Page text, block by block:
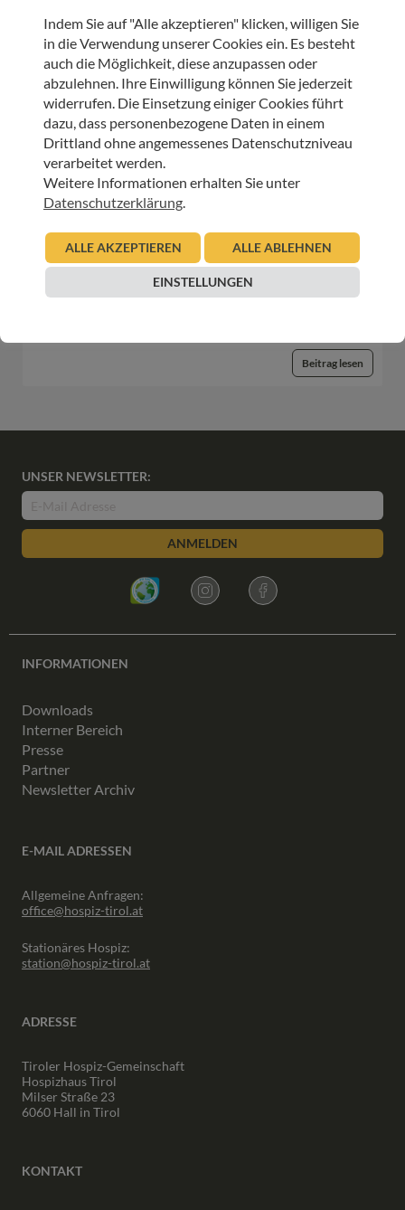
HOSPIZ TIROL
Wir sagen Danke – Stefan Lang
23.07.2026
Urban Regensburger
Großes Herz am Paulinum: Schülerinnen und Schüler
unterstützen das Kinder-Hospizteam Tirol
Beitrag lesen
UNSER NEWSLETTER:
ANMELDEN
INFORMATIONEN
Downloads
Interner Bereich
Presse
Partner
Newsletter Archiv
E-MAIL ADRESSEN
Allgemeine Anfragen:
office@hospiz-tirol.at
Stationäres Hospiz:
station@hospiz-tirol.at
ADRESSE
Tiroler Hospiz-Gemeinschaft
Hospizhaus Tirol
Milser Straße 23
6060 Hall in Tirol
KONTAKT
Indem Sie auf "Alle akzeptieren" klicken, willigen Sie
in die Verwendung unserer Cookies ein. Es besteht
auch die Möglichkeit, diese anzupassen oder
abzulehnen. Ihre Einwilligung können Sie jederzeit
widerrufen. Die Einsetzung einiger Cookies führt
dazu, dass personenbezogene Daten in einem
Drittland ohne angemessenes Datenschutzniveau
verarbeitet werden.
Weitere Informationen erhalten Sie unter
Datenschutzerklärung
ALLE AKZEPTIEREN ALLE ABLEHNEN
EINSTELLUNGEN